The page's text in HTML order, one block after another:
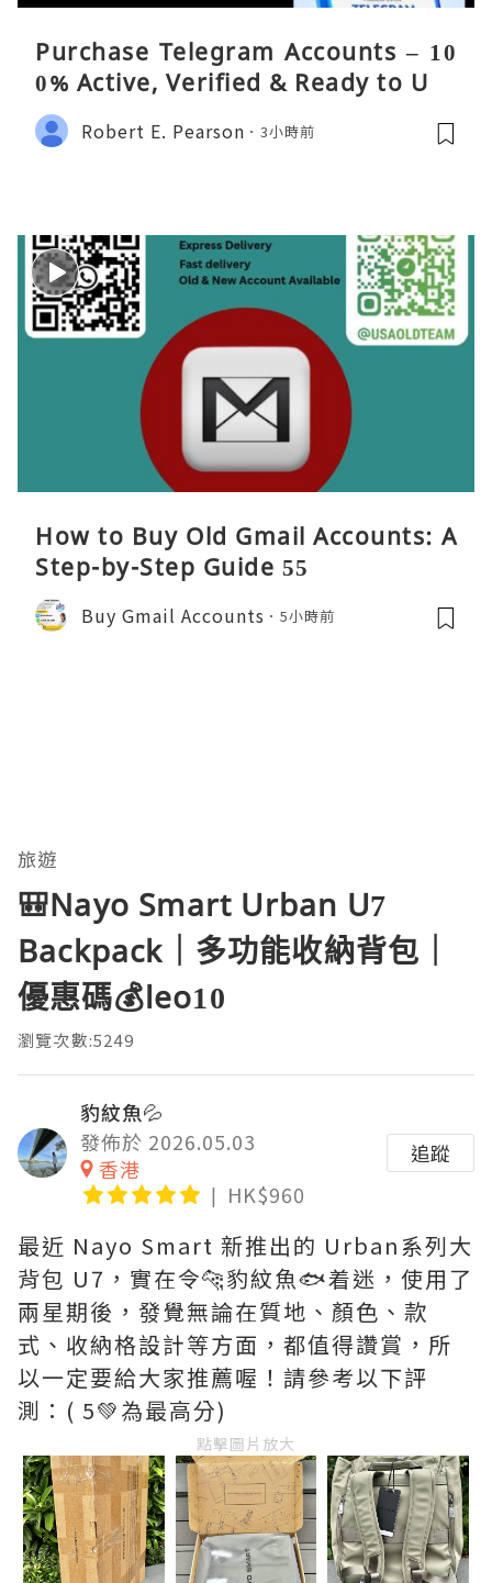
Purchase Telegram Accounts – 10
0% Active, Verified & Ready to Use
Robert E. Pearson 3小時前
How to Buy Old Gmail Accounts: A
Step-by-Step Guide 55
Buy Gmail Accounts 5小時前
旅遊
🎒Nayo Smart Urban U7
Backpack｜多功能收納背包｜
優惠碼💰leo10
瀏覽次數:5249
豹紋魚💦
發佈於 2026.05.03
香港
HK$960
追蹤
最近 Nayo Smart 新推出的 Urban系列大
背包 U7，實在令🐆豹紋魚🐟着迷，使用了
兩星期後，發覺無論在質地、顏色、款
式、收納格設計等方面，都值得讚賞，所
以一定要給大家推薦喔！請參考以下評
測：( 5💚為最高分)
點擊圖片放大